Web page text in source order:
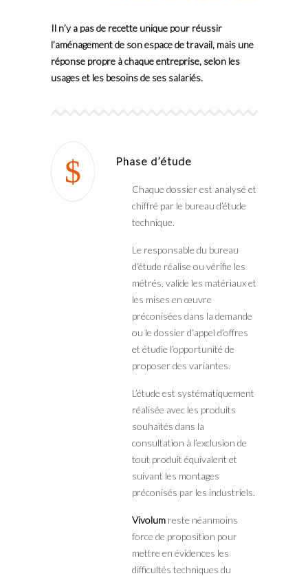
Il n’y a pas de recette unique pour réussir
l’aménagement de son espace de travail, mais une
réponse propre à chaque entreprise, selon les
usages et les besoins de ses salariés.
Phase d’étude
Chaque dossier est analysé et
chiffré par le bureau d’étude
technique.
Le responsable du bureau
d’étude réalise ou vérifie les
métrés, valide les matériaux et
les mises en œuvre
préconisées dans la demande
ou le dossier d’appel d’offres
et étudie l’opportunité de
proposer des variantes.
L’étude est systématiquement
réalisée avec les produits
souhaités dans la
consultation à l’exclusion de
tout produit équivalent et
suivant les montages
préconisés par les industriels.
Vivolum reste néanmoins
force de proposition pour
mettre en évidences les
difficultés techniques du